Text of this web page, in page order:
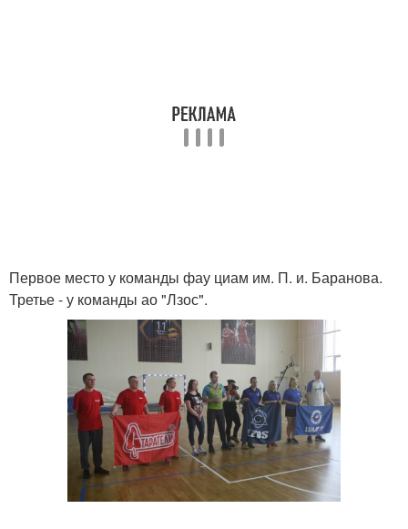
Первое место у команды фау циам им. П. и. Баранова.
Третье - у команды ао "Лзос".